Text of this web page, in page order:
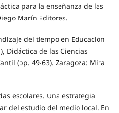
para la enseñanza de las
Marín Editores.
del tiempo en Educación
Didáctica de las Ciencias
(pp. 49-63). Zaragoza: Mira
escolares. Una estrategia
del estudio del medio local. En